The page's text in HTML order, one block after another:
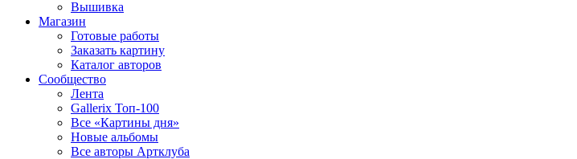
Вышивка
Магазин
Готовые работы
Заказать картину
Каталог авторов
Сообщество
Лента
Gallerix Топ-100
Все «Картины дня»
Новые альбомы
Все авторы Артклуба